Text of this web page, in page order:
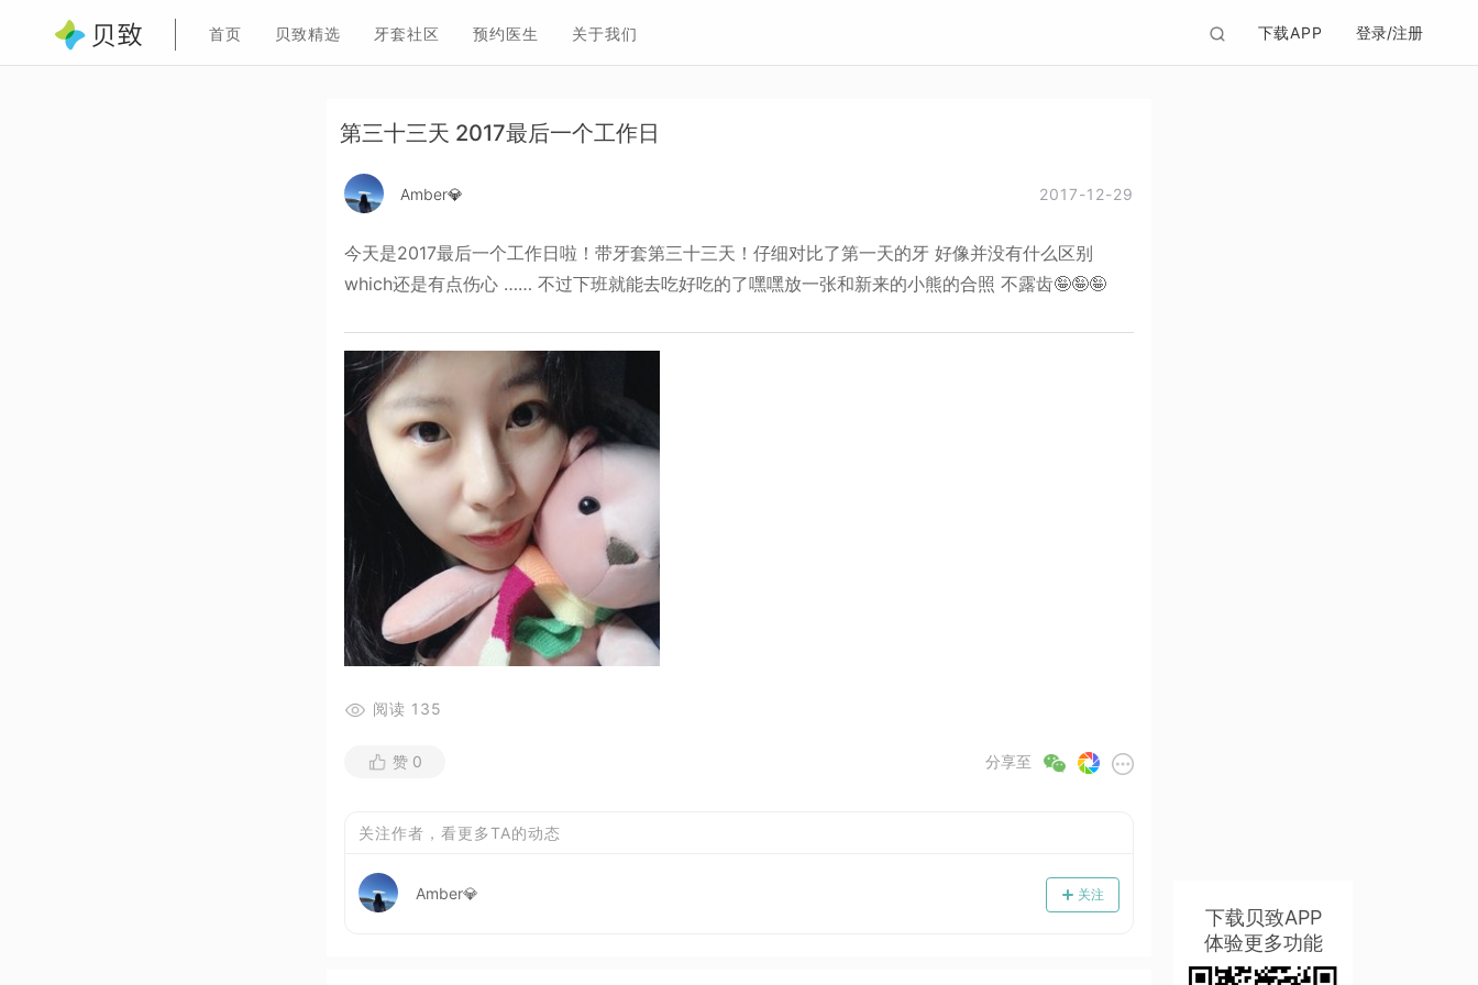
首页 贝致精选 牙套社区 预约医生 关于我们 下载APP 登录/注册
第三十三天 2017最后一个工作日
Amber💎 2017-12-29
今天是2017最后一个工作日啦！带牙套第三十三天！仔细对比了第一天的牙 好像并没有什么区别
which还是有点伤心 …… 不过下班就能去吃好吃的了嘿嘿放一张和新来的小熊的合照 不露齿🤪🤪🤪
阅读 135
分享至
赞 0
关注作者，看更多TA的动态
关注
Amber💎
下载贝致APP
体验更多功能